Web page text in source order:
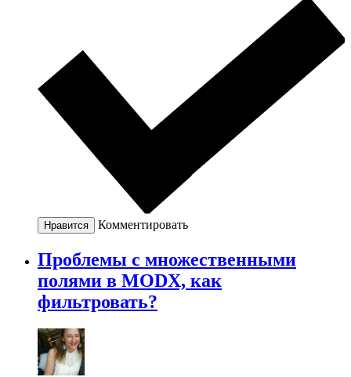
Нравится Комментировать
Проблемы с множественными
полями в MODX, как
фильтровать?